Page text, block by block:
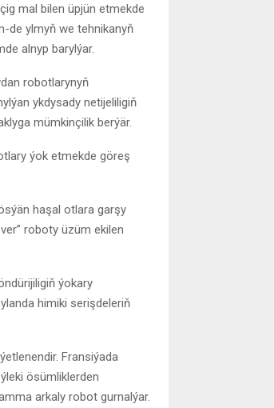
mal bilen üpjün etmekde
de ylmyň we tehnikanyň
alnyp barylýar.
robotlarynyň
ykdysady netijeliligiň
mümkinçilik berýär.
ýok etmekde göreş
haşal otlara garşy
roboty üzüm ekilen
ýokary
himiki serişdeleriň
Fransiýada
ösümliklerden
arkaly robot gurnalýar.